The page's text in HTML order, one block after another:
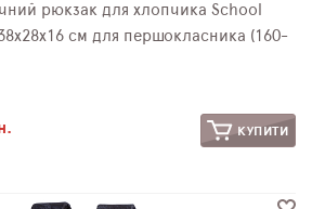
рюкзак для хлопчика School
см для першокласника (160-
КУПИТИ